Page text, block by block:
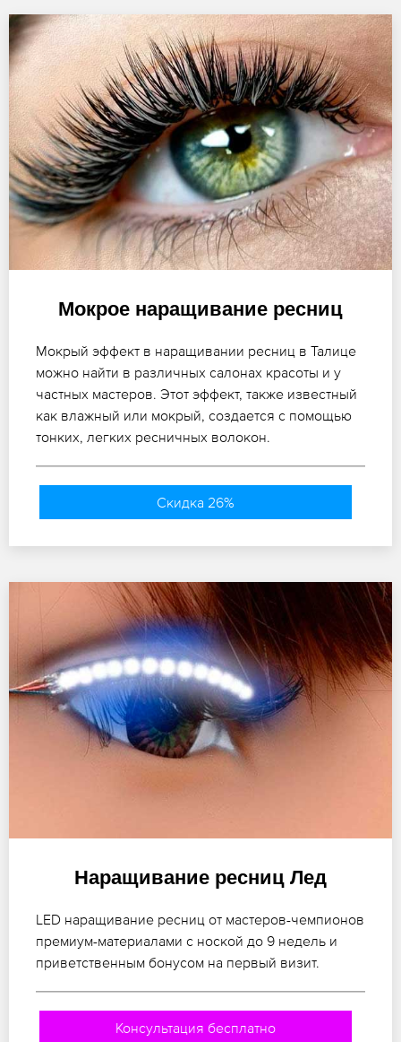
Мокрое наращивание ресниц
Мокрый эффект в наращивании ресниц в Талице
можно найти в различных салонах красоты и у
частных мастеров. Этот эффект, также известный
как влажный или мокрый, создается с помощью
тонких, легких ресничных волокон.
Скидка 26%
Наращивание ресниц Лед
LED наращивание ресниц от мастеров-чемпионов
премиум-материалами с ноской до 9 недель и
приветственным бонусом на первый визит.
Консультация бесплатно